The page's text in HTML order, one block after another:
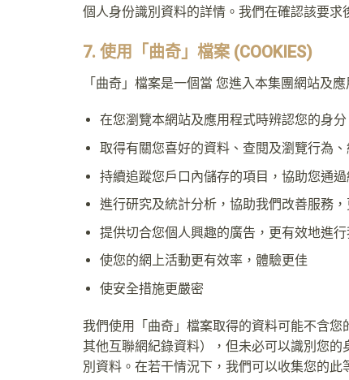
個人身份識別資料的詳情。我們在確認該要
7. 使用「曲奇」檔案 (COOKIES)
「曲奇」檔案是一個當 您進入本集團網站及
在您瀏覽本網站及應用程式時辨認您的身分
取得有關您喜好的資料、查閱及瀏覽行為
持續追蹤您戶口內儲存的項目，協助您通
進行研究及統計分析，協助我們改善服務
提供切合您個人興趣的廣告，更有效地進
使您的網上活動更有效率，體驗更佳
使安全措施更嚴密
我們使用「曲奇」檔案取得的資料可能不含
其他互聯網紀錄資料），但未必可以識別您
別資料。在若干情況下，我們可以收集您的